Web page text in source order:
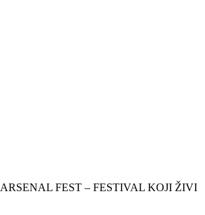
ARSENAL FEST – FESTIVAL KOJI ŽIVI